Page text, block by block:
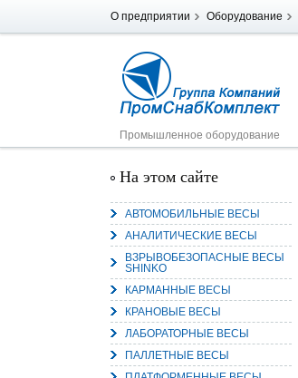
О предприятии Оборудование
Промышленное оборудование
На этом сайте
АВТОМОБИЛЬНЫЕ ВЕСЫ
АНАЛИТИЧЕСКИЕ ВЕСЫ
ВЗРЫВОБЕЗОПАСНЫЕ ВЕСЫ
SHINKO
КАРМАННЫЕ ВЕСЫ
КРАНОВЫЕ ВЕСЫ
ЛАБОРАТОРНЫЕ ВЕСЫ
ПАЛЛЕТНЫЕ ВЕСЫ